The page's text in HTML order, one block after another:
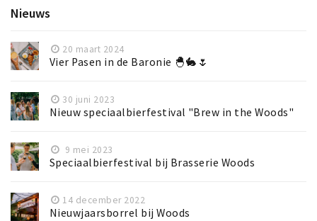
Nieuws
20 maart 2024
Vier Pasen in de Baronie 🐣🐇🌷
30 juni 2023
Nieuw speciaalbierfestival "Brew in the Woods"
9 mei 2023
Speciaalbierfestival bij Brasserie Woods
14 december 2022
Nieuwjaarsborrel bij Woods